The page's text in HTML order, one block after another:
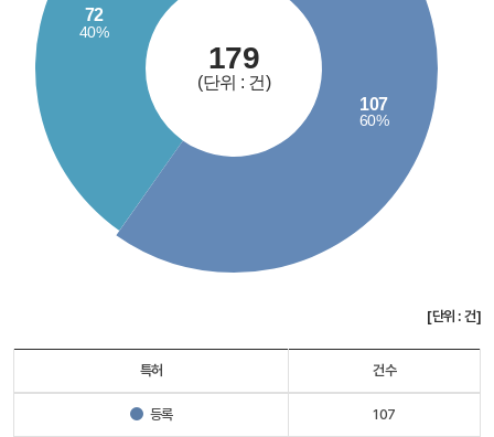
[단위 : 건]
특허 건수
등록 107